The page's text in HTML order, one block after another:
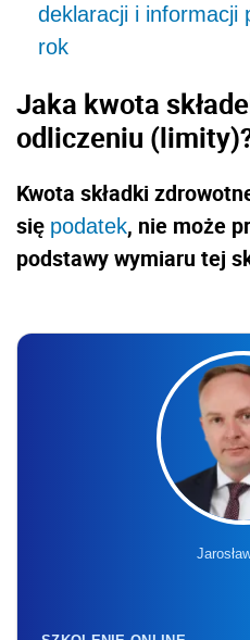
deklaracji i informacji
rok
Jaka kwota
odliczeniu
Kwota składki
się podatek, nie może
podstawy wymiaru tej